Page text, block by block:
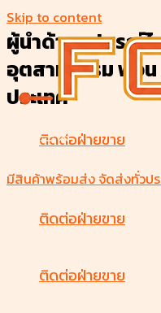
Skip to content
ผู้นำด้านอุปกรณ์ไ
อุตสาหกรรม ฟอน
ประเทศ
ติดต่อฝ่ายขาย
มีสินค้าพร้อมส่ง จัดส่งทั่วป
ติดต่อฝ่ายขาย
ติดต่อฝ่ายขาย